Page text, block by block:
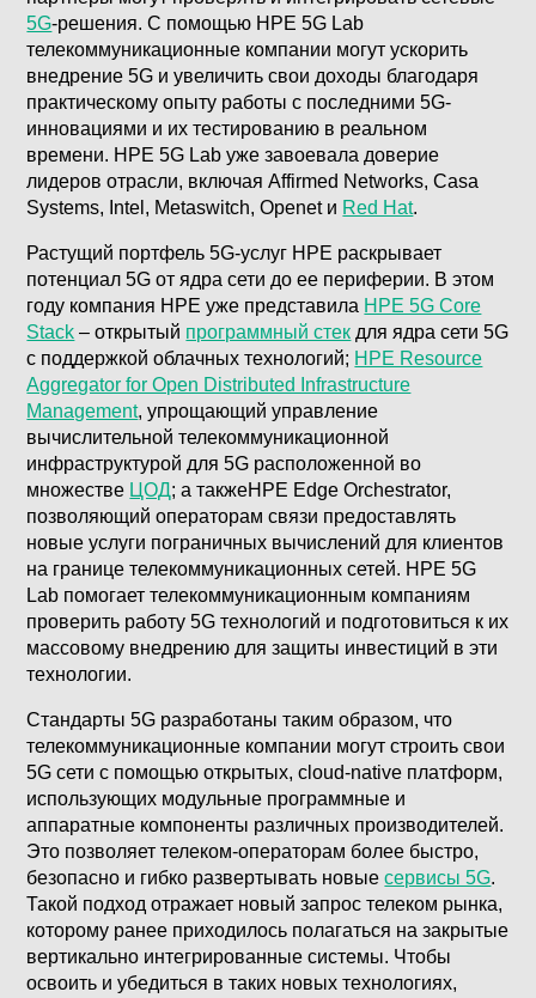
5G-решения. С помощью HPE 5G Lab
телекоммуникационные компании могут ускорить
внедрение 5G и увеличить свои доходы благодаря
практическому опыту работы с последними 5G-
инновациями и их тестированию в реальном
времени. HPE 5G Lab уже завоевала доверие
лидеров отрасли, включая Affirmed Networks, Casa
Systems, Intel, Metaswitch, Openet и Red Hat.
Растущий портфель 5G-услуг HPE раскрывает
потенциал 5G от ядра сети до ее периферии. В этом
году компания HPE уже представила HPE 5G Core
Stack – открытый программный стек для ядра сети 5G
с поддержкой облачных технологий; HPE Resource
Aggregator for Open Distributed Infrastructure
Management, упрощающий управление
вычислительной телекоммуникационной
инфраструктурой для 5G расположенной во
множестве ЦОД; а такжеHPE Edge Orchestrator,
позволяющий операторам связи предоставлять
новые услуги пограничных вычислений для клиентов
на границе телекоммуникационных сетей. HPE 5G
Lab помогает телекоммуникационным компаниям
проверить работу 5G технологий и подготовиться к их
массовому внедрению для защиты инвестиций в эти
технологии.
Стандарты 5G разработаны таким образом, что
телекоммуникационные компании могут строить свои
5G сети с помощью открытых, cloud-native платформ,
использующих модульные программные и
аппаратные компоненты различных производителей.
Это позволяет телеком-операторам более быстро,
безопасно и гибко развертывать новыесервисы 5G.
Такой подход отражает новый запрос телеком рынка,
которому ранее приходилось полагаться на закрытые
вертикально интегрированные системы. Чтобы
освоить и убедиться в таких новых технологиях,